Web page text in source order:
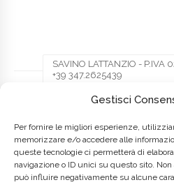
Gestisci
Per fornire le migliori esperienze,
memorizzare e/o accedere alle
queste tecnologie ci permetterà di
navigazione o ID unici su questo sito.
può influire negativamente su alcune
SAVINO LATTANZIO - P.IVA
+39 347.2625439
Facebook Twitter
LinkedIn
Posted on 8 Maggio 2016